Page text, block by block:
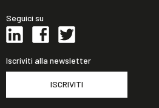
Seguici su
Iscriviti alla newsletter
ISCRIVITI